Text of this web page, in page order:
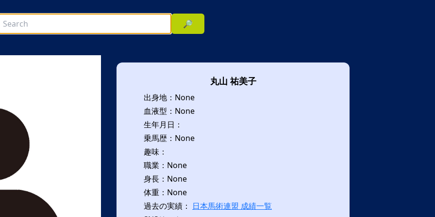
🔎
丸山 祐美子
出身地：None
血液型：None
生年月日：
乗馬歴：None
趣味：
職業：None
身長：None
体重：None
過去の実績： 日本馬術連盟 成績一覧